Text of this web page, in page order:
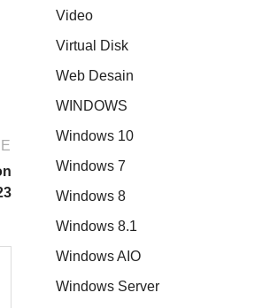
Video
Virtual Disk
Web Desain
WINDOWS
Windows 10
Windows 7
Windows 8
Windows 8.1
Windows AIO
Windows Server